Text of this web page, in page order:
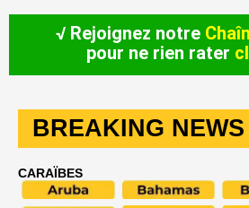
√ Rejoignez notre
pour ne rien rater
BREAKING
CARAÏBES